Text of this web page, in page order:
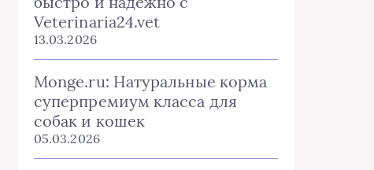
Veterinaria24.vet
13.03.2026
Monge.ru: Натуральные корма
суперпремиум класса для
собак и кошек
05.03.2026